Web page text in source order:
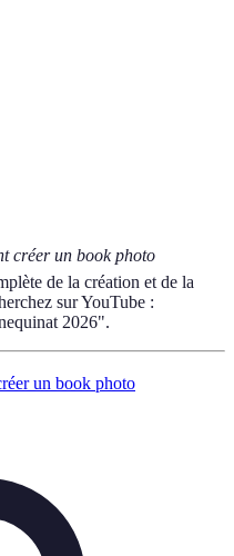
créer un book photo
de la création et de la
sur YouTube :
2026".
un book photo